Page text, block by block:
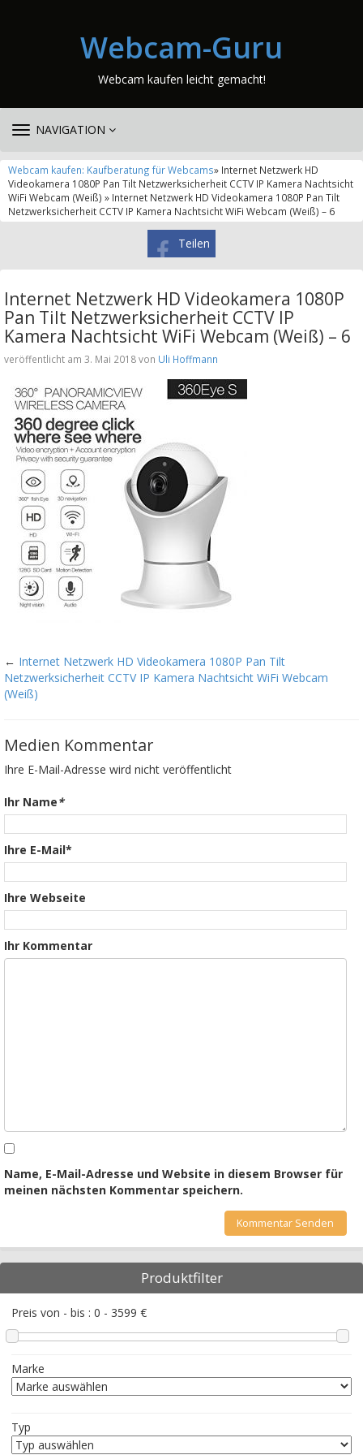
Webcam-Guru
Webcam kaufen leicht gemacht!
TOGGLE
NAVIGATION
Webcam kaufen: Kaufberatung für Webcams» Internet Netzwerk HD
Videokamera 1080P Pan Tilt Netzwerksicherheit CCTV IP Kamera Nachtsicht
WiFi Webcam (Weiß) » Internet Netzwerk HD Videokamera 1080P Pan Tilt
Netzwerksicherheit CCTV IP Kamera Nachtsicht WiFi Webcam (Weiß) – 6
Teilen
Internet Netzwerk HD Videokamera 1080P
Pan Tilt Netzwerksicherheit CCTV IP
Kamera Nachtsicht WiFi Webcam (Weiß) – 6
veröffentlicht am 3. Mai 2018 von Uli Hoffmann
← Internet Netzwerk HD Videokamera 1080P Pan Tilt
Netzwerksicherheit CCTV IP Kamera Nachtsicht WiFi Webcam
(Weiß)
Medien Kommentar
Ihre E-Mail-Adresse wird nicht veröffentlicht
Ihr Name*
Ihre E-Mail*
Ihre Webseite
Ihr Kommentar
Name, E-Mail-Adresse und Website in diesem Browser für
meinen nächsten Kommentar speichern.
Produktfilter
Preis von - bis : 0 - 3599 €
Marke
Typ